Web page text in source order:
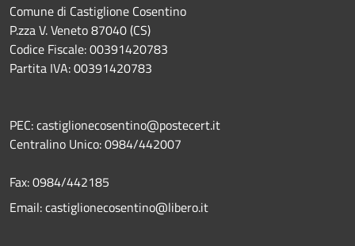
Comune di Castiglione Cosentino
P.zza V. Veneto 87040 (CS)
Codice Fiscale: 00391420783
Partita IVA: 00391420783
PEC: castiglionecosentino@postecert.it
Centralino Unico: 0984/442007
Fax: 0984/442185
Email: castiglionecosentino@libero.it